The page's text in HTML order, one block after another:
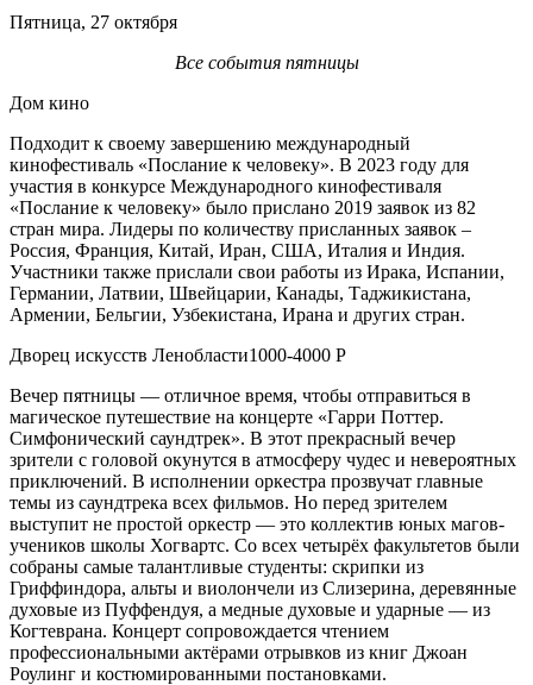
Пятница, 27 октября
Все события пятницы
Дом кино
Подходит к своему завершению международный
кинофестиваль «Послание к человеку». В 2023 году для
участия в конкурсе Международного кинофестиваля
«Послание к человеку» было прислано 2019 заявок из 82
стран мира. Лидеры по количеству присланных заявок –
Россия, Франция, Китай, Иран, США, Италия и Индия.
Участники также прислали свои работы из Ирака, Испании,
Германии, Латвии, Швейцарии, Канады, Таджикистана,
Армении, Бельгии, Узбекистана, Ирана и других стран.
Дворец искусств Ленобласти1000-4000 Р
Вечер пятницы — отличное время, чтобы отправиться в
магическое путешествие на концерте «Гарри Поттер.
Симфонический саундтрек». В этот прекрасный вечер
зрители с головой окунутся в атмосферу чудес и невероятных
приключений. В исполнении оркестра прозвучат главные
темы из саундтрека всех фильмов. Но перед зрителем
выступит не простой оркестр — это коллектив юных магов-
учеников школы Хогвартс. Со всех четырёх факультетов были
собраны самые талантливые студенты: скрипки из
Гриффиндора, альты и виолончели из Слизерина, деревянные
духовые из Пуффендуя, а медные духовые и ударные — из
Когтеврана. Концерт сопровождается чтением
профессиональными актёрами отрывков из книг Джоан
Роулинг и костюмированными постановками.